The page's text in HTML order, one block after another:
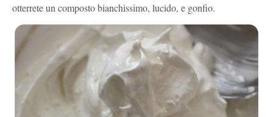
otterrete un composto bianchissimo, lucido, e gonfio.